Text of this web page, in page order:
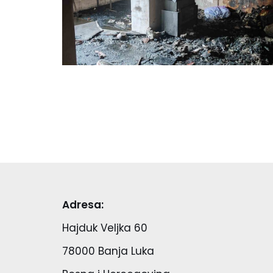
Adresa:
Hajduk Veljka 60
78000 Banja Luka